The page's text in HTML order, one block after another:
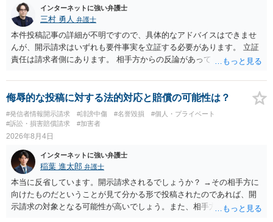
インターネットに強い弁護士
三村 勇人 弁護士
本件投稿記事の詳細が不明ですので、具体的なアドバイスはできませ
んが、開示請求はいずれも要件事実を立証する必要があります。 立証
責任は請求者側にあります。 相手方からの反論があっても、裁判官が
方が口頭で反論したのは、仮処分は迅速性が要求されるためです。 書
面での反論となれば、より遅延する可能性がございます。 また、本件
はXのため、APのIPアドレスの保存期間の問題もございます。 開示請
求は法律知識が不可欠ですが、それだけでは足りず、実務を踏まえた
方法を選択することが重要です。
侮辱的な投稿に対する法的対応と賠償の可能性は？
#発信者情報開示請求 #誹謗中傷 #名誉毀損
#個人・プライベート
#訴訟・損害賠償請求
#加害者
2026年8月4日
インターネットに強い弁護士
稲葉 進太郎 弁護士
本当に反省しています。開示請求されるでしょうか？ →その相手方に
向けたものだということが見て分かる形で投稿されたのであれば、開
示請求の対象となる可能性が高いでしょう。また、相手方の投稿した